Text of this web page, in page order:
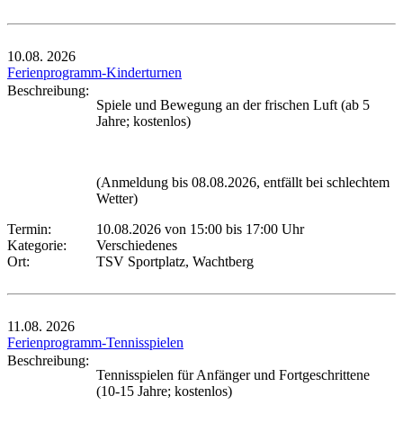
10.08. 2026
Ferienprogramm-Kinderturnen
Beschreibung:
Spiele und Bewegung an der frischen Luft (ab 5
Jahre; kostenlos)
(Anmeldung bis 08.08.2026, entfällt bei schlechtem
Wetter)
Termin:
10.08.2026 von 15:00 bis 17:00 Uhr
Kategorie:
Verschiedenes
Ort:
TSV Sportplatz, Wachtberg
11.08. 2026
Ferienprogramm-Tennisspielen
Beschreibung:
Tennisspielen für Anfänger und Fortgeschrittene
(10-15 Jahre; kostenlos)